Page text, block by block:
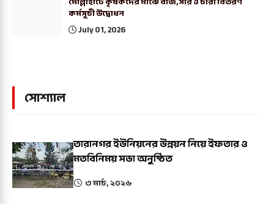
কর্মসূচী উদ্বোধন
July 01, 2026
সোশ্যাল
তারানগর ইউনিয়নের উন্নয়ন নিয়ে ইফতার ও
মতবিনিময় সভা অনুষ্ঠিত
৩ মার্চ, ২০২৬